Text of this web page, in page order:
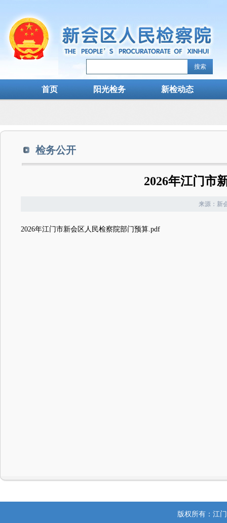
搜索
首页 阳光检务 新检动态
检务公开
2026年江门市
来源：新
2026年江门市新会区人民检察院部门预算.pdf
版权所有：江